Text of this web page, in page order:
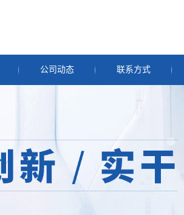
公司动态 联系方式